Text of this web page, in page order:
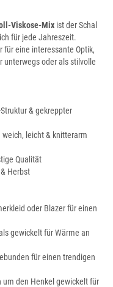
Viskose-Mix ist der Schal
für jede Jahreszeit.
für eine interessante Optik,
unterwegs oder als stilvolle
& gekreppter
weich, leicht & knitterarm
Qualität
Herbst
oder Blazer für einen
gewickelt für Wärme an
für einen trendigen
um den Henkel gewickelt für